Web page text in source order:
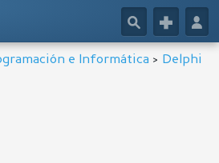
👤
+
🔎
e Informática > Delphi